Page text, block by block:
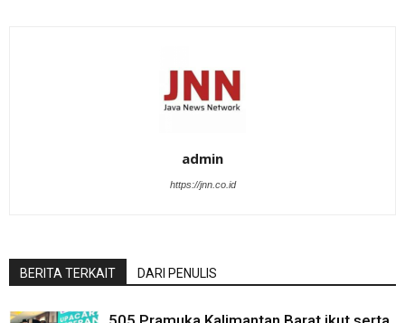
admin
https://jnn.co.id
BERITA TERKAIT DARI PENULIS